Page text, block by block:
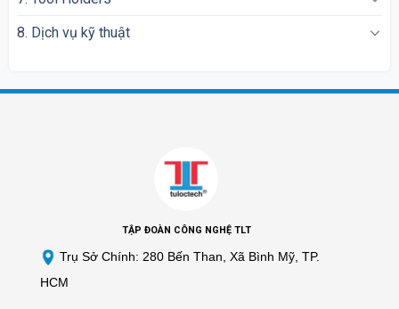
8. Dịch vụ kỹ thuật
TẬP ĐOÀN CÔNG NGHỆ TLT
Trụ Sở Chính: 280 Bến Than, Xã Bình Mỹ, TP.
HCM